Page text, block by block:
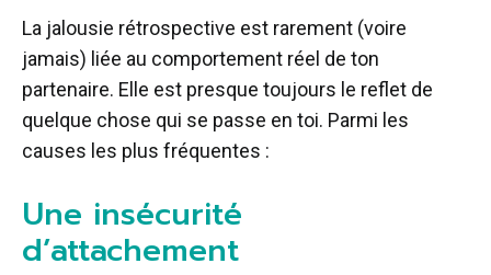
La jalousie rétrospective est rarement (voire
jamais) liée au comportement réel de ton
partenaire. Elle est presque toujours le reflet de
quelque chose qui se passe en toi. Parmi les
causes les plus fréquentes :
Une insécurité
d’attachement